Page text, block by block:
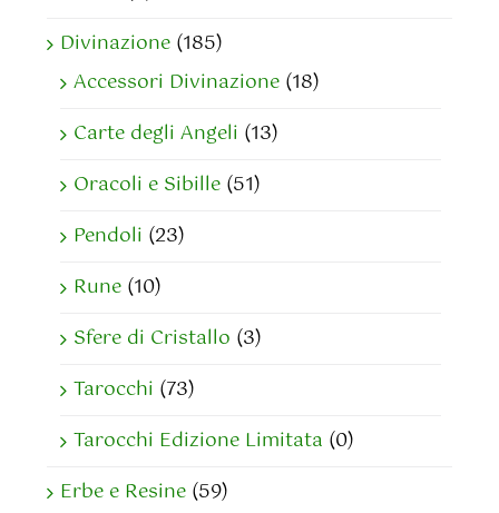
Divinazione (185)
Accessori Divinazione (18)
Carte degli Angeli (13)
Oracoli e Sibille (51)
Pendoli (23)
Rune (10)
Sfere di Cristallo (3)
Tarocchi (73)
Tarocchi Edizione Limitata (0)
Erbe e Resine (59)